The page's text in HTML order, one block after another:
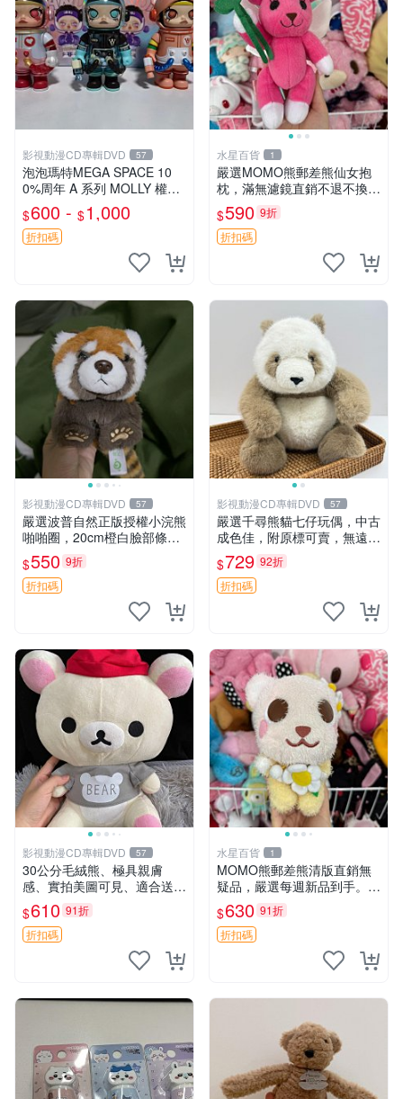
影視動漫CD專輯DVD 57
泡泡瑪特MEGA SPACE 10
0%周年 A 系列 MOLLY 權威
隱藏款 嚴選薄荷巧克力色 80
年代風味 權威推薦 合適收藏
$600 - $1,000
折扣碼
水星百貨 1
嚴選MOMO熊郵差熊仙女抱
枕，滿無濾鏡直銷不退不換
經典造型可愛必備 紅薯啵啵
間抱枕 抱枕 時尚
$590 9折
折扣碼
影視動漫CD專輯DVD 57
嚴選波普自然正版授權小浣熊
啪啪圈，20cm橙白臉部條紋
清晰，毛絨超萌贈品推薦。
小浣熊 波普 圈環
$550 9折
折扣碼
影視動漫CD專輯DVD 57
嚴選千尋熊貓七仔玩偶，中古
成色佳，附原標可賣，無遠方
一手送第二天即達 中古玩偶
熊貓七仔 千尋
$729 92折
折扣碼
影視動漫CD專輯DVD 57
30公分毛絨熊、極具親膚
感、實拍美圖可見、適合送禮
收藏 毛絨熊 送禮 熊抱
$610 91折
折扣碼
水星百貨 1
MOMO熊郵差熊清版直銷無
疑品，嚴選每週新品到手。紅
薯啵啵鮮果間 郵差熊 清版 紅
薯啵啵間
$630 91折
折扣碼